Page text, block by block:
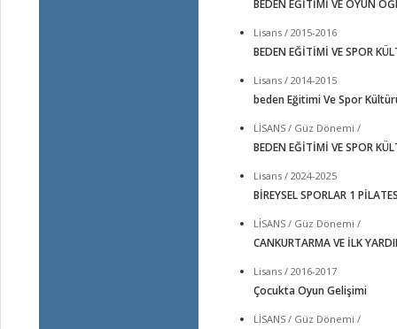
BEDEN EĞİTİMİ VE OYUN
Lisans / 2015-2016
BEDEN EĞİTİMİ VE SPOR
Lisans / 2014-2015
beden Eğitimi Ve Spor
LİSANS / Güz Dönemi /
BEDEN EĞİTİMİ VE SPOR
Lisans / 2024-2025
BİREYSEL SPORLAR 1
LİSANS / Güz Dönemi /
CANKURTARMA VE İLK
Lisans / 2016-2017
Çocukta Oyun Gelişimi
LİSANS / Güz Dönemi /